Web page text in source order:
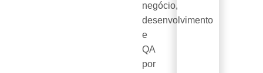
negócio,
desenvolvimento
e
QA
por